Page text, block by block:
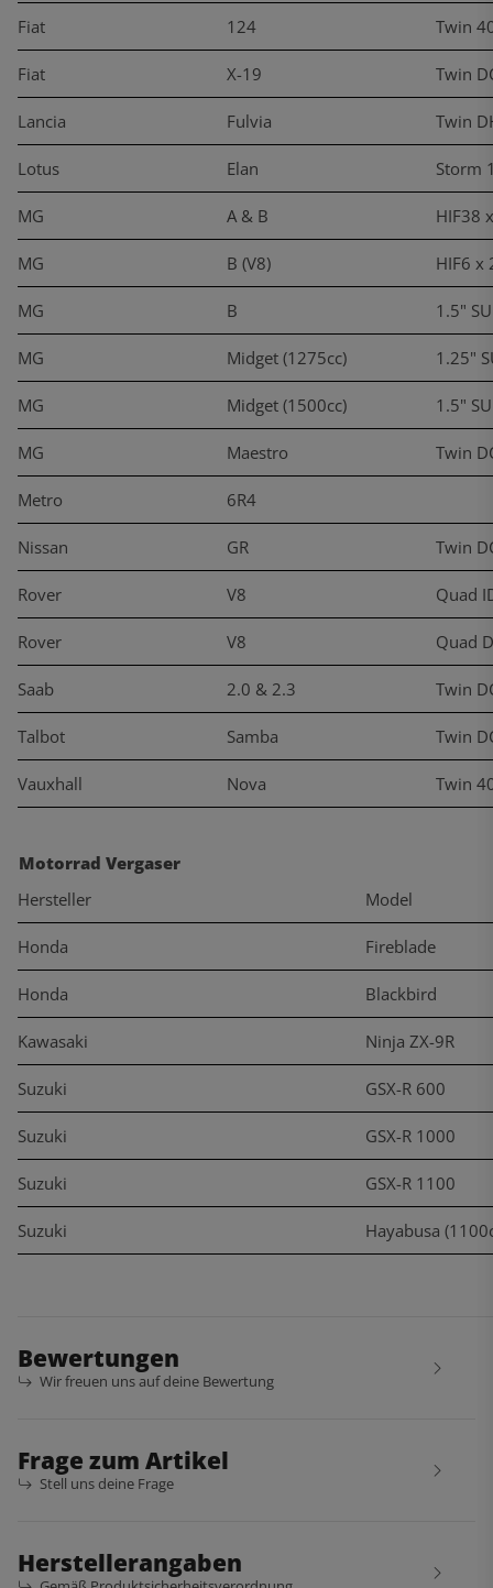
Fiat 124 Twin
Fiat X-19 Twin
Lancia Fulvia Twin
Lotus Elan Storm
MG A & B HIF38
MG B (V8) HIF6 x
MG B 1.5"
MG Midget (1275cc) 1.25"
MG Midget (1500cc) 1.5"
MG Maestro Twin
Metro 6R4
Nissan GR Twin
Rover V8 Quad
Rover V8 Quad
Saab 2.0 & 2.3 Twin
Talbot Samba Twin
Vauxhall Nova Twin
Motorrad Vergaser
Hersteller
Model
Honda Fireblade
Honda Blackbird
Kawasaki Ninja ZX-9R
Suzuki GSX-R 600
Suzuki GSX-R 1000
Suzuki GSX-R 1100
Suzuki Hayabusa
Bewertungen
Wir freuen uns auf deine Bewertung
Frage zum Artikel
Stell uns deine Frage
Herstellerangaben